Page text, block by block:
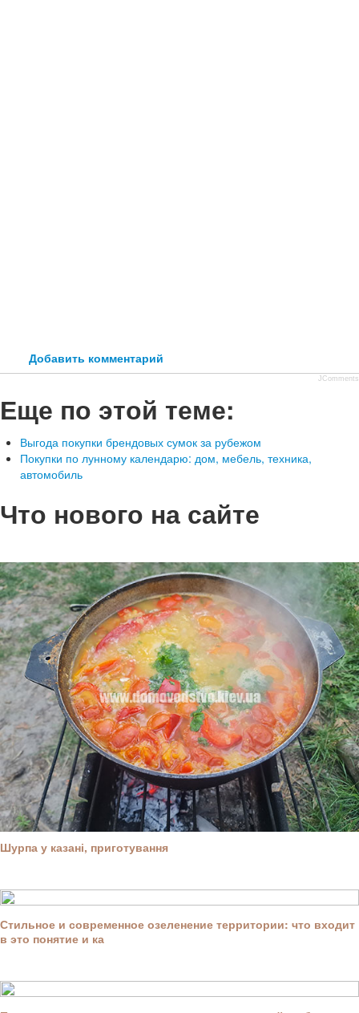
Добавить комментарий
JComments
Еще по этой теме:
Выгода покупки брендовых сумок за рубежом
Покупки по лунному календарю: дом, мебель, техника,
автомобиль
Что нового на сайте
Шурпа у казані, приготування
Стильное и современное озеленение территории: что входит
в это понятие и ка